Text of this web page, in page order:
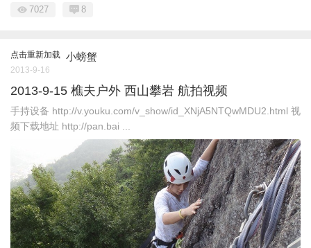
7027 8
点击重新加载 小螃蟹
2013-9-16
2013-9-15 樵夫户外 西山攀岩 航拍视频
手持设备 http://v.youku.com/v_show/id_XNjA5NTQwMDU2.html 视
频下载地址 http://pan.bai ...